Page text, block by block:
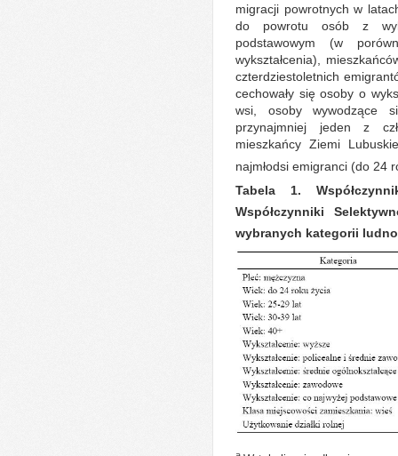
migracji powrotnych w
do powrotu osób z
podstawowym (w
wykształcenia),
czterdziestoletnich
cechowały się osoby o
wsi, osoby wywodzące
przynajmniej jeden z
mieszkańcy Ziemi
najmłodsi emigranci (do 24
Tabela 1.
Współczynniki
wybranych kategorii